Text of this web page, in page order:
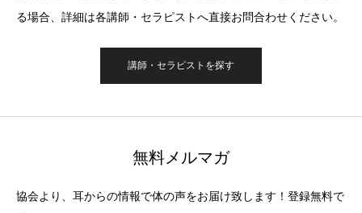
る場合、詳細は各講師・セラピストへ直接お問合わせください。
講師・セラピストを探す
無料メルマガ
協会より、耳からの情報で体の声をお届け致します！登録無料で